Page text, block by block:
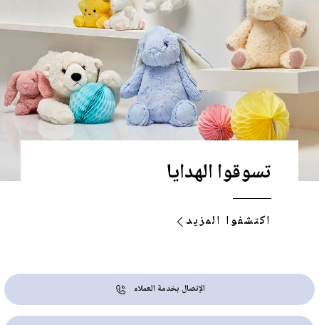
تسوقوا الهدايا
اكتشفوا المزيد
الإتصال بخدمة العملاء